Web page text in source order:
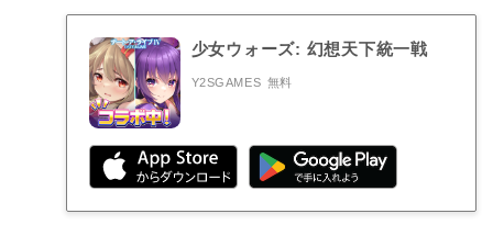
少女ウォーズ: 幻想天下統一戦
Y2SGAMES 無料